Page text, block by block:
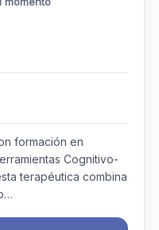
formación en
Cognitivo-
terapéutica combina